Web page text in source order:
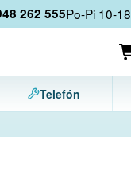
262 555Po-Pi 10-18
Telefón